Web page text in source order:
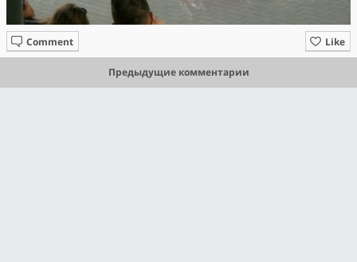
Like
Comment
Предыдущие комментарии